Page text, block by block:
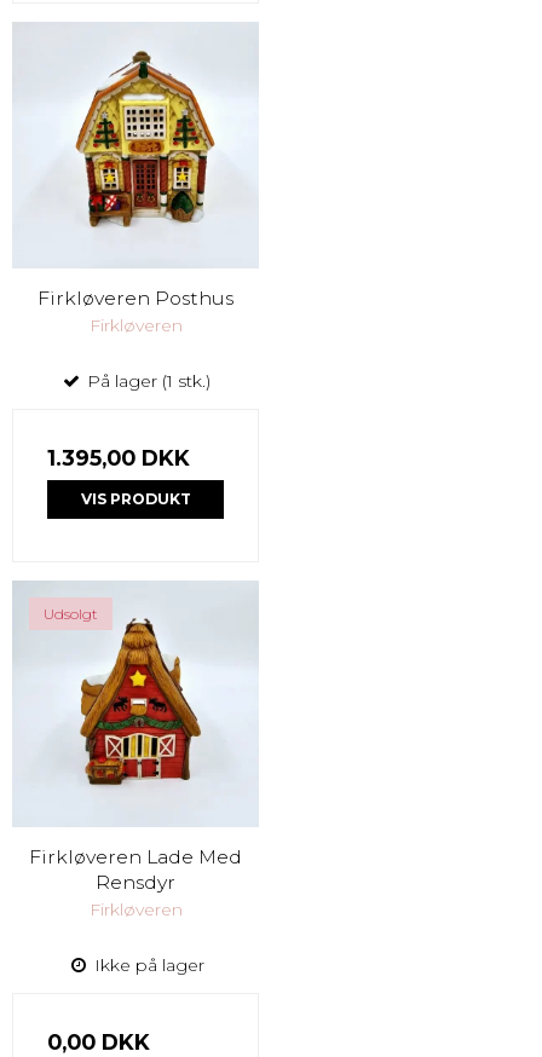
Firkløveren Posthus
Firkløveren
På lager (1 stk.)
1.395,00 DKK
VIS PRODUKT
Udsolgt
Firkløveren Lade Med
Rensdyr
Firkløveren
Ikke på lager
0,00 DKK